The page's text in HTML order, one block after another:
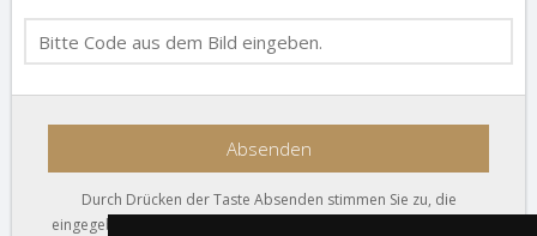
Absenden
Durch Drücken der Taste Absenden stimmen Sie zu, die
eingegebenen Daten für die Realisierung Ihrer Reservierung und